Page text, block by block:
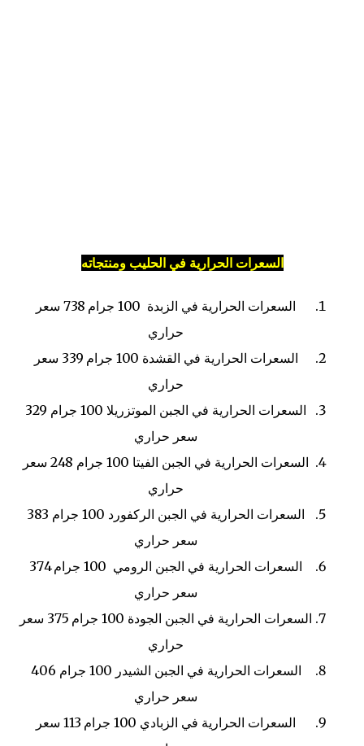
السعرات الحرارية في الحليب ومنتجاته
السعرات الحرارية في الزبدة 100 جرام
738 سعر
حراري
السعرات الحرارية في القشدة 100 جرام
339 سعر
حراري
السعرات الحرارية في الجبن الموتزريلا 100 جرام
329
سعر حراري
السعرات الحرارية في الجبن الفيتا 100 جرام
248 سعر
حراري
السعرات الحرارية في الجبن الركفورد 100 جرام
383
سعر حراري
السعرات الحرارية في الجبن الرومي
100 جرام
374
سعر حراري
السعرات الحرارية في الجبن الجودة 100 جرام
375 سعر
حراري
السعرات الحرارية في الجبن الشيدر
100 جرام
406
سعر حراري
السعرات الحرارية في الزبادي 100 جرام
113 سعر